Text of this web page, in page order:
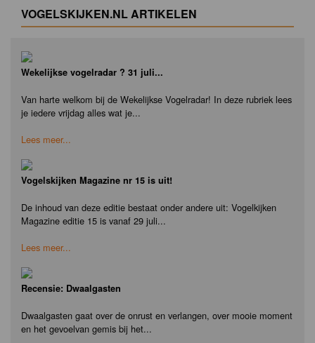
VOGELSKIJKEN.NL ARTIKELEN
Wekelijkse vogelradar ? 31 juli...
Van harte welkom bij de Wekelijkse Vogelradar! In deze rubriek lees
je iedere vrijdag alles wat je...
Lees meer...
Vogelskijken Magazine nr 15 is uit!
De inhoud van deze editie bestaat onder andere uit: Vogelkijken
Magazine editie 15 is vanaf 29 juli...
Lees meer...
Recensie: Dwaalgasten
Dwaalgasten gaat over de onrust en verlangen, over mooie moment
en het gevoelvan gemis bij het...